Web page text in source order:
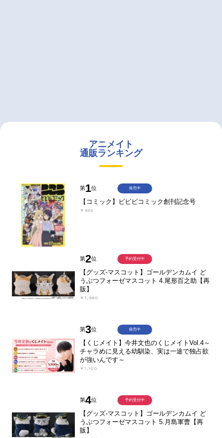
アニメイト
通販ランキング
第1位
【コミック】ビビビコミック創刊記念号
￥935
発売中
第2位
【グッズ-マスコット】ゴールデンカムイ ど
うぶつフォーゼマスコット 4.尾形百之助【再
販】
￥1,980
予約受付中
第3位
【くじメイト】今井文也のくじメイトVol.4～
チャラめに見える幼馴染、実は一途で独占欲
が強いんです～
￥1,100
発売中
第4位
【グッズ-マスコット】ゴールデンカムイ ど
うぶつフォーゼマスコット 5.月島軍曹【再
販】
予約受付中